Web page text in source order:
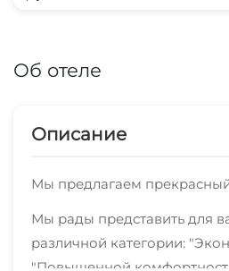
Об отеле
Описание
Мы предлагаем
Мы рады представить для
различной категории:
"Повышенной